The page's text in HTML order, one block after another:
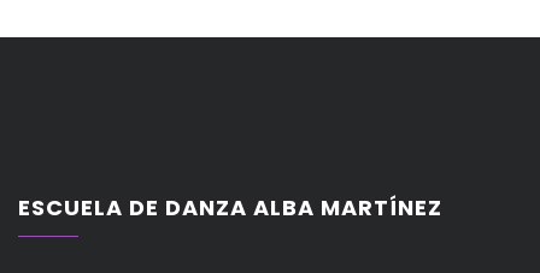
ESCUELA DE DANZA ALBA MARTÍNEZ